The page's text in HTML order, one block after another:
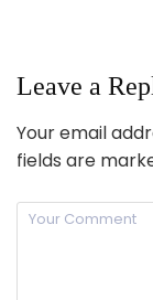
Leave a
Your email
fields are